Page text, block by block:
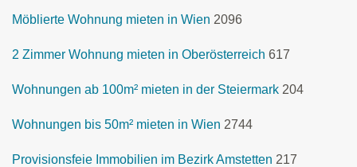
Möblierte Wohnung mieten in Wien 2096
2 Zimmer Wohnung mieten in Oberösterreich 617
Wohnungen ab 100m² mieten in der Steiermark 204
Wohnungen bis 50m² mieten in Wien 2744
Provisionsfeie Immobilien im Bezirk Amstetten 217